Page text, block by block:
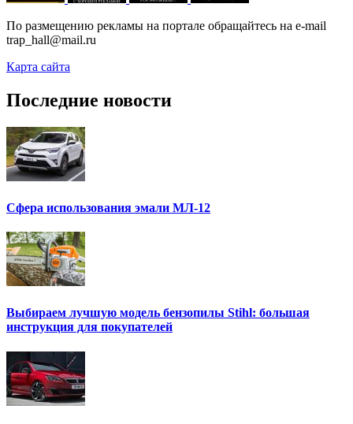
По размещению рекламы на портале обращайтесь на e-mail
trap_hall@mail.ru
Карта сайта
Последние новости
Сфера использования эмали МЛ-12
Выбираем лучшую модель бензопилы Stihl: большая
инструкция для покупателей